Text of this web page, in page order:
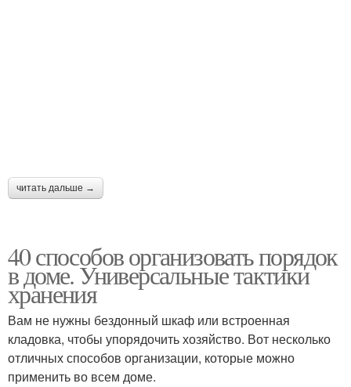
читать дальше →
40 способов организовать порядок
в доме. Универсальные тактики
хранения
Вам не нужны бездонный шкаф или встроенная
кладовка, чтобы упорядочить хозяйство. Вот несколько
отличных способов организации, которые можно
применить во всем доме.